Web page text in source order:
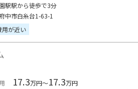
駅駅から徒歩で3分
中市白糸台1-63-1
用が近い
17.3万円～17.3万円